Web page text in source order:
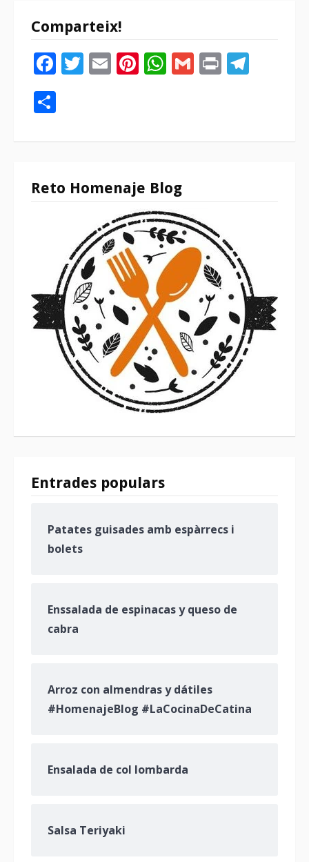
Comparteix!
Facebook
Twitter
EmailPinterest
WhatsApp
Gmail
Print
Reto Homenaje Blog
Entrades populars
Patates guisades amb espàrrecs i
bolets
Enssalada de espinacas y queso de
cabra
Arroz con almendras y dátiles
#HomenajeBlog #LaCocinaDeCatina
Ensalada de col lombarda
Salsa Teriyaki